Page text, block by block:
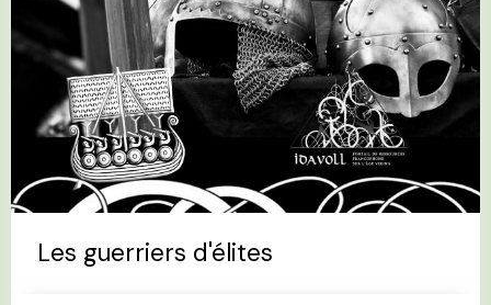
Les guerriers d'élites